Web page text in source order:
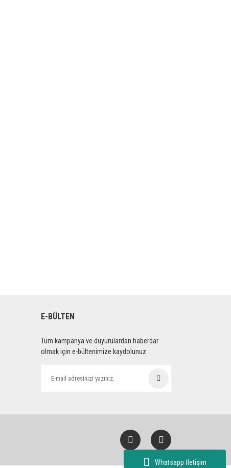
Whatsapp İletişim
E-BÜLTEN
Tüm kampanya ve duyurulardan haberdar
olmak için e-bültenimize kaydolunuz.